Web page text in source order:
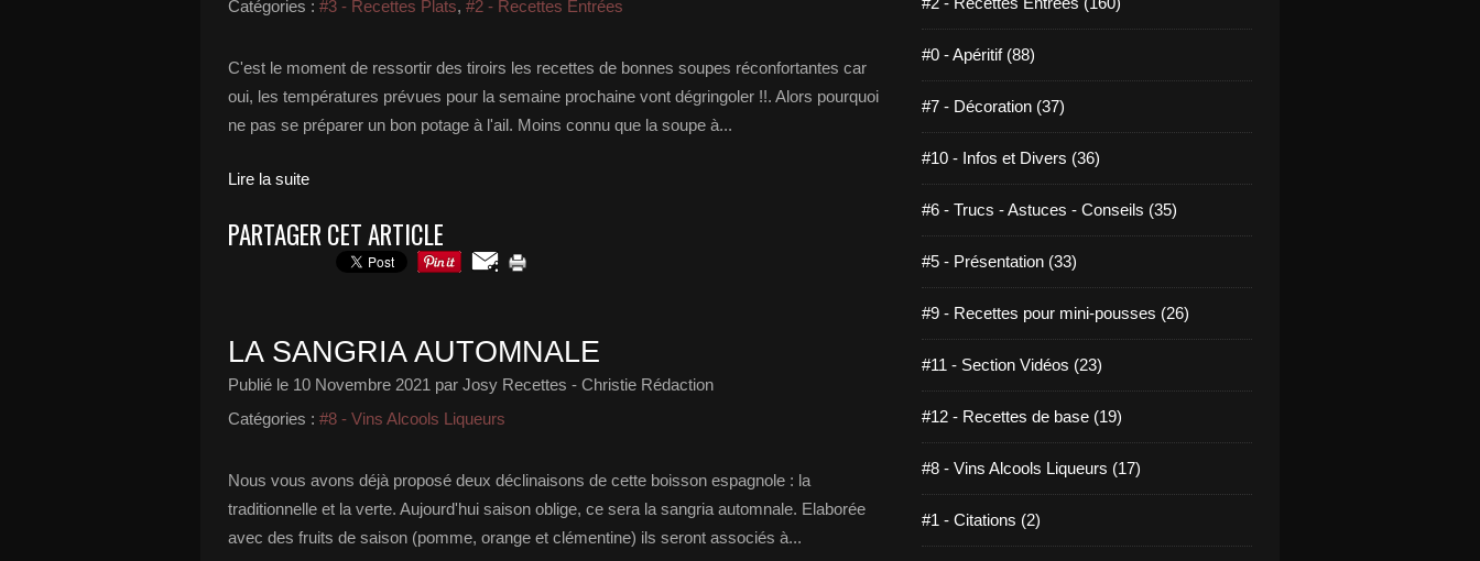
Catégories : #3 - Recettes Plats, #2 - Recettes Entrées
C'est le moment de ressortir des tiroirs les recettes de bonnes soupes réconfortantes car
oui, les températures prévues pour la semaine prochaine vont dégringoler !!. Alors pourquoi
ne pas se préparer un bon potage à l'ail. Moins connu que la soupe à...
Lire la suite
PARTAGER CET ARTICLE
LA SANGRIA AUTOMNALE
Publié le 10 Novembre 2021 par Josy Recettes - Christie Rédaction
Catégories : #8 - Vins Alcools Liqueurs
Nous vous avons déjà proposé deux déclinaisons de cette boisson espagnole : la
traditionnelle et la verte. Aujourd'hui saison oblige, ce sera la sangria automnale. Elaborée
avec des fruits de saison (pomme, orange et clémentine) ils seront associés à...
#0 - Apéritif (88)
#7 - Décoration (37)
#10 - Infos et Divers (36)
#6 - Trucs - Astuces - Conseils (35)
#5 - Présentation (33)
#9 - Recettes pour mini-pousses (26)
#11 - Section Vidéos (23)
#12 - Recettes de base (19)
#8 - Vins Alcools Liqueurs (17)
#1 - Citations (2)